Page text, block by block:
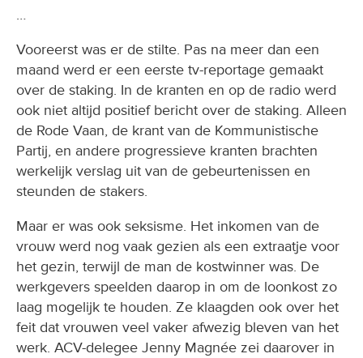
…
Vooreerst was er de stilte. Pas na meer dan een
maand werd er een eerste tv-reportage gemaakt
over de staking. In de kranten en op de radio werd
ook niet altijd positief bericht over de staking. Alleen
de Rode Vaan, de krant van de Kommunistische
Partij, en andere progressieve kranten brachten
werkelijk verslag uit van de gebeurtenissen en
steunden de stakers.
Maar er was ook seksisme. Het inkomen van de
vrouw werd nog vaak gezien als een extraatje voor
het gezin, terwijl de man de kostwinner was. De
werkgevers speelden daarop in om de loonkost zo
laag mogelijk te houden. Ze klaagden ook over het
feit dat vrouwen veel vaker afwezig bleven van het
werk. ACV-delegee Jenny Magnée zei daarover in